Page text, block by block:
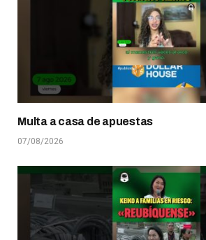
Multa a casa de apuestas
07/08/2026